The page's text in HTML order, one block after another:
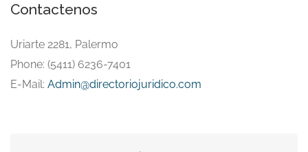
Contactenos
Uriarte 2281, Palermo
Phone: (5411) 6236-7401
E-Mail: Admin@directoriojuridico.com